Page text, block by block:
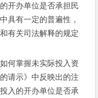
开办单位是否承担民
具有一定的普遍性，
有关司法解释的规定
掌握未实际投入资
请示》中反映出的注
入的开办单位是否承